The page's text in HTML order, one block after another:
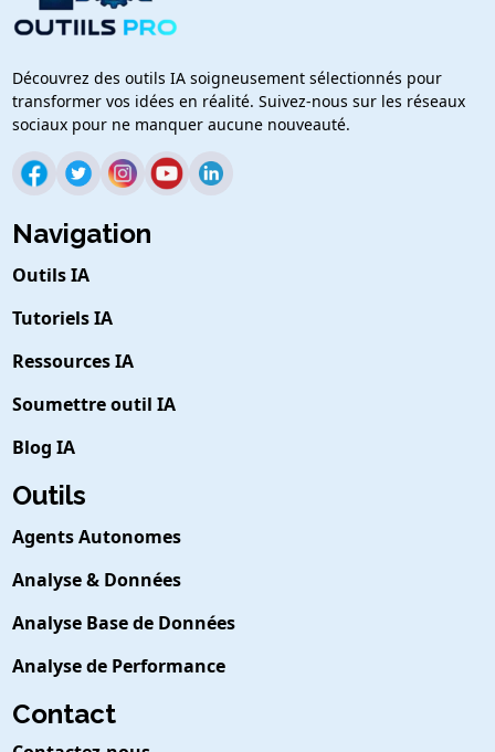
Découvrez des outils IA soigneusement sélectionnés pour
transformer vos idées en réalité. Suivez-nous sur les réseaux
sociaux pour ne manquer aucune nouveauté.
Navigation
Outils IA
Tutoriels IA
Ressources IA
Soumettre outil IA
Blog IA
Outils
Agents Autonomes
Analyse & Données
Analyse Base de Données
Analyse de Performance
Contact